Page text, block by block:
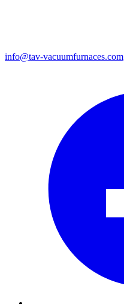
info@tav-vacuumfurnaces.com